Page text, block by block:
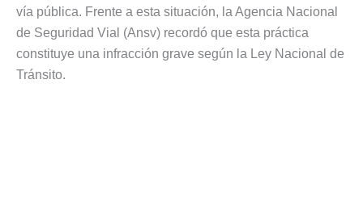
vía pública. Frente a esta situación, la Agencia Nacional
de Seguridad Vial (Ansv) recordó que esta práctica
constituye una infracción grave según la Ley Nacional de
Tránsito.